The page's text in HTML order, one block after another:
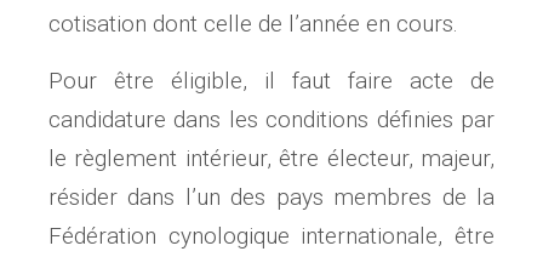
cotisation dont celle de l’année en cours.
Pour être éligible, il faut faire acte de
candidature dans les conditions définies par
le règlement intérieur, être électeur, majeur,
résider dans l’un des pays membres de la
Fédération cynologique internationale, être